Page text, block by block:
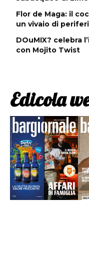
Flor de Maga: il
un vivaio di
DOuMIX? celebra
con Mojito Twist
Edicola